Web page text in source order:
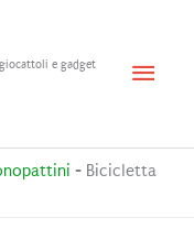
e gadget
Menu
- Bicicletta